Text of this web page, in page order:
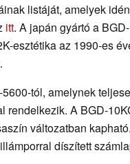
listáját, amelyek
itt. A japán gyártó a
esztétika az 1990-es
tól, amelynek
rendelkezik. A BGD-
változatban
díszített